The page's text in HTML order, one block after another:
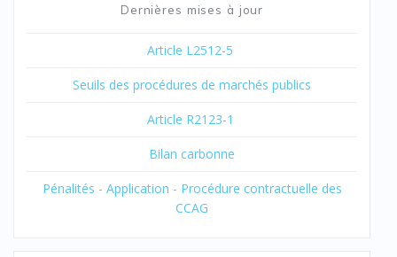
Dernières mises à jour
Article L2512-5
Seuils des procédures de marchés publics
Article R2123-1
Bilan carbonne
Pénalités - Application - Procédure contractuelle des
CCAG